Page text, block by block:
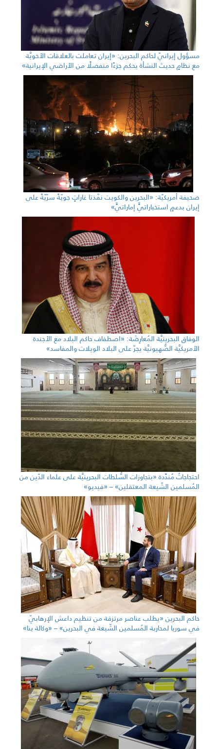
مسؤول إيرانيّ لحاكم البحرين: «إيران تعاملت بالعلاقات الأخويَّة
مع نظامٍ حديث النشأة يحكم جزءًا منفصلًا من الأراضي الإيرانية»
صحيفة أمريكيّة: «البحرين والكويت نفّذتا غاراتٍ جويّةً سرّيّةً على
إيران بدعمٍ استخباراتيٍّ إماراتيٍّ»
الوفاق البحرينيَّة المُعارِضَة: «اصطفاف حاكم البلاد مع الأجندة
الأمريكيَّة الصُّهيونيَّة يجرّ على البلاد الويلات والمفاسد»
احتجاجاتٌ مُندِّدة «بتجاوزات السُّلطات البحرينيَّة على علماء الدّين من
المُسلمين الشّيعة المعتقلين» – «فيديو»
حاكم البحرين «يطلب عناصر مرتزقة من تنظيم داعش الإرهابيّ
في سوريا لمحاربة المُسلمين الشّيعة في البحرين» – «وكالة بنا»